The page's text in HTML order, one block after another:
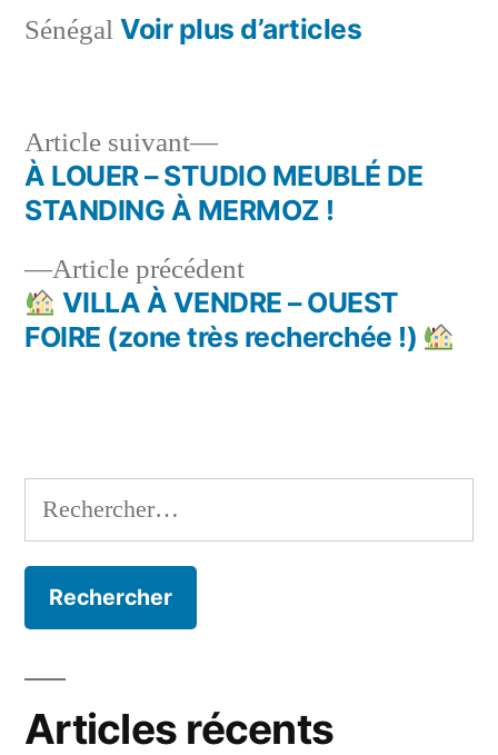
Sénégal Voir plus d’articles
Navigation
l’article
Article précédentArticle
précédent :
VILLA À VENDRE – OUEST
FOIRE (zone très recherchée !)
Article suivant
Article
suivant :
À LOUER – STUDIO MEUBLÉ DE
STANDING À MERMOZ !
Rechercher :
Articles récents